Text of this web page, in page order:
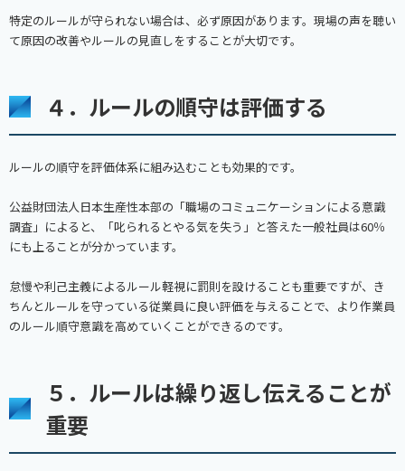
特定のルールが守られない場合は、必ず原因があります。現場の声を聴い
て原因の改善やルールの見直しをすることが大切です。
４．ルールの順守は評価する
ルールの順守を評価体系に組み込むことも効果的です。
公益財団法人日本生産性本部の「職場のコミュニケーションによる意識
調査」によると、「叱られるとやる気を失う」と答えた一般社員は60％
にも上ることが分かっています。
怠慢や利己主義によるルール軽視に罰則を設けることも重要ですが、き
ちんとルールを守っている従業員に良い評価を与えることで、より作業員
のルール順守意識を高めていくことができるのです。
５．ルールは繰り返し伝えることが
重要